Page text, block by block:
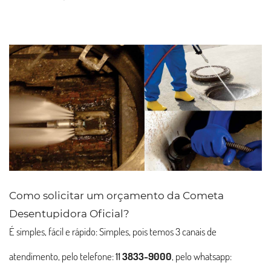
Como solicitar um orçamento da Cometa
Desentupidora Oficial?
É simples, fácil e rápido: Simples, pois temos 3 canais de
atendimento, pelo telefone:113833-9000, pelo whatsapp: